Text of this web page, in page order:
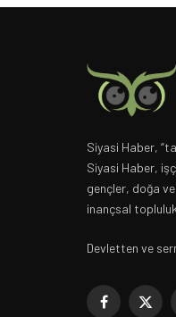
Siyasi Haber,
Siyasi Haber,
gençler, doğa
inançsal
Devletten ve
Facebook
X